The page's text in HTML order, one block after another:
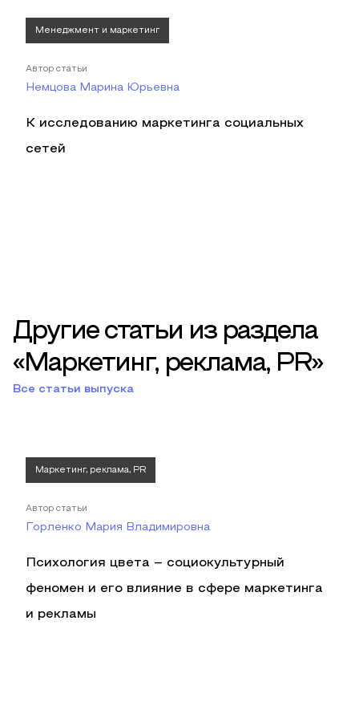
Менеджмент и маркетинг
Автор статьи
Немцова Марина Юрьевна
К исследованию маркетинга социальных
сетей
Другие статьи из раздела
«Маркетинг, реклама, PR»
Все статьи выпуска
Маркетинг, реклама, PR
Автор статьи
Горленко Мария Владимировна
Психология цвета – социокультурный
феномен и его влияние в сфере маркетинга
и рекламы